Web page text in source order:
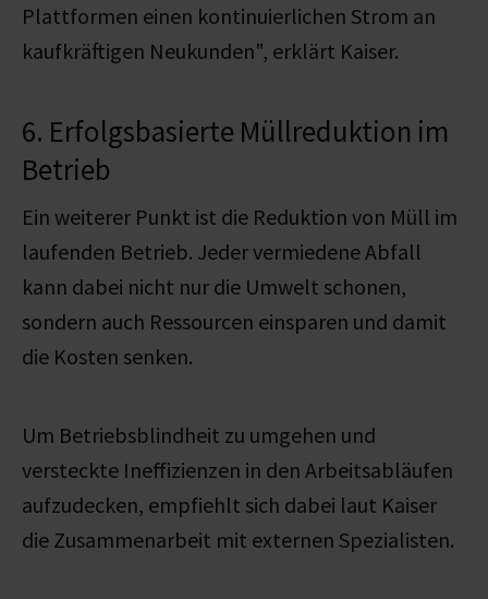
Plattformen einen kontinuierlichen Strom an
kaufkräftigen Neukunden", erklärt Kaiser.
6. Erfolgsbasierte Müllreduktion im
Betrieb
Ein weiterer Punkt ist die Reduktion von Müll im
laufenden Betrieb. Jeder vermiedene Abfall
kann dabei nicht nur die Umwelt schonen,
sondern auch Ressourcen einsparen und damit
die Kosten senken.
Um Betriebsblindheit zu umgehen und
versteckte Ineffizienzen in den Arbeitsabläufen
aufzudecken, empfiehlt sich dabei laut Kaiser
die Zusammenarbeit mit externen Spezialisten.